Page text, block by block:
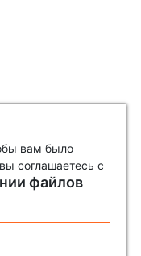
вам было
соглашаетесь с
файлов